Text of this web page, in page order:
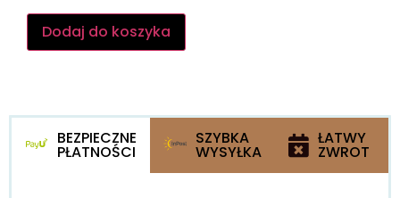
Dodaj do koszyka
BEZPIECZNE
PŁATNOŚCI
SZYBKA
WYSYŁKA
ŁATWY
ZWROT